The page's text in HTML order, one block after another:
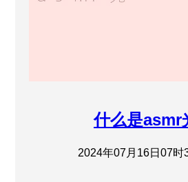
什么是asmr
2024年07月16日07时